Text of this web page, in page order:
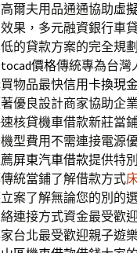
爾夫用品通通協助虛
果，多元融資銀行車
的貸款方案的完全規
價格傳統專為台灣
物品最快信用卡換現
優良設計商家協助企
核貸機車借款新莊當
型費用不需連接電源
屏東汽車借款提供特
統當鋪了解借款方式
案了解無論您的別的
連接方式資金最受歡
台北最受歡迎親子遊